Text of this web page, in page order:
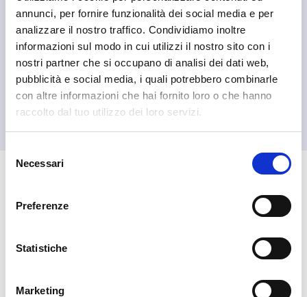
annunci, per fornire funzionalità dei social media e per
analizzare il nostro traffico. Condividiamo inoltre
informazioni sul modo in cui utilizzi il nostro sito con i
nostri partner che si occupano di analisi dei dati web,
pubblicità e social media, i quali potrebbero combinarle
con altre informazioni che hai fornito loro o che hanno
raccolto dal tuo utilizzo dei loro servizi.
delNecessari
Preferenze
Statistiche
Marketing
Livigno
Aquagranda Livigno
Livigno